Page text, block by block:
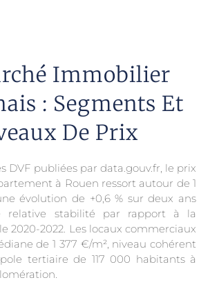
Immobilier
: Segments Et
De Prix
DVF publiées par data.gouv.fr, le prix
à Rouen ressort autour de 1
évolution de +0,6 % sur deux ans
relative stabilité par rapport à la
2020-2022. Les locaux commerciaux
de 1 377 €/m², niveau cohérent
tertiaire de 117 000 habitants à